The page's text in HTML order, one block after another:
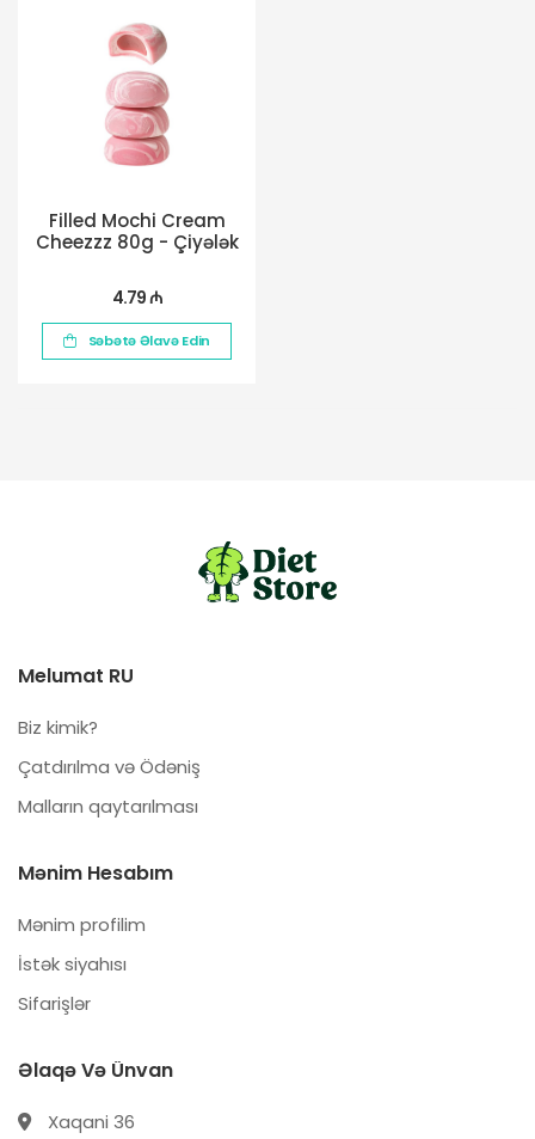
Filled Mochi Cream
Cheezzz 80g - Çiyələk
4.79 ₼
Səbətə Əlavə Edin
Melumat RU
Biz kimik?
Çatdırılma və Ödəniş
Malların qaytarılması
Mənim Hesabım
Mənim profilim
İstək siyahısı
Sifarişlər
Əlaqə Və Ünvan
Xaqani 36